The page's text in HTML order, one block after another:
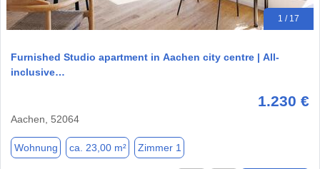
1 / 17
Furnished Studio apartment in Aachen city centre | All-
inclusive…
1.230 €
Aachen, 52064
Wohnung ca. 23,00 m² Zimmer 1